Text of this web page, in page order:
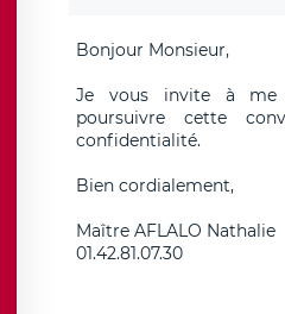
Bonjour Monsieur,
Je vous invite à me
poursuivre cette
confidentialité.
Bien cordialement,
Maître AFLALO Nathalie
01.42.81.07.30